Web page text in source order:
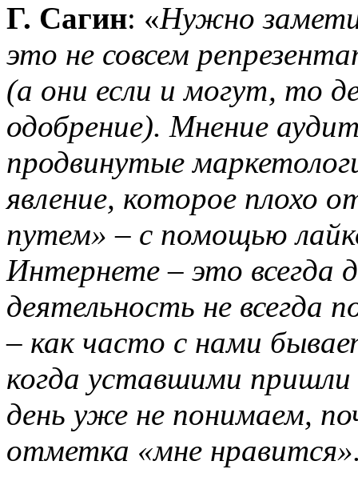
Г. Сагин: «Нужно
это не совсем
(а они если и могут, то
одобрение). Мнение
продвинутые
явление, которое плохо
путем» – с помощью
Интернете – это всегда
деятельность не всегда
– как часто с нами
когда уставшими
день уже не понимаем,
отметка «мне